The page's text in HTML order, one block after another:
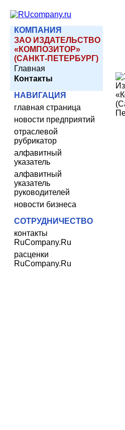
КОМПАНИЯ
ЗАО ИЗДАТЕЛЬСТВО
«КОМПОЗИТОР»
(САНКТ-ПЕТЕРБУРГ)
Главная
Контакты
НАВИГАЦИЯ
главная страница
новости предприятий
отраслевой
рубрикатор
алфавитный
указатель
алфавитный
указатель
руководителей
новости бизнеса
СОТРУДНИЧЕСТВО
контакты
RuCompany.Ru
расценки
RuCompany.Ru